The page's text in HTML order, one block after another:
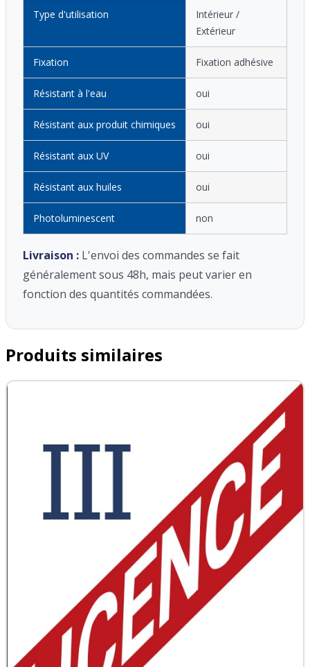
Type d'utilisation
Intérieur /
Extérieur
Fixation Fixation adhésive
Résistant à l'eau oui
Résistant aux produit chimiques oui
Résistant aux UV oui
Résistant aux huiles oui
Photoluminescent non
Livraison : L'envoi des commandes se fait
généralement sous 48h, mais peut varier en
fonction des quantités commandées.
Produits similaires